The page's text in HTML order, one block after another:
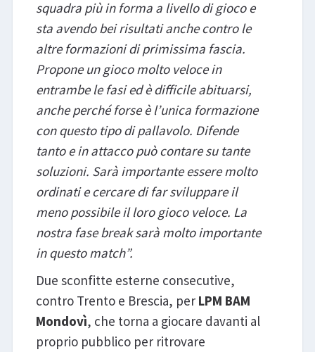
squadra più in forma a livello di gioco e
sta avendo bei risultati anche contro le
altre formazioni di primissima fascia.
Propone un gioco molto veloce in
entrambe le fasi ed è difficile abituarsi,
anche perché forse è l’unica formazione
con questo tipo di pallavolo. Difende
tanto e in attacco può contare su tante
soluzioni. Sarà importante essere molto
ordinati e cercare di far sviluppare il
meno possibile il loro gioco veloce. La
nostra fase break sarà molto importante
in questo match”.
Due sconfitte esterne consecutive,
contro Trento e Brescia, per LPM BAM
Mondovì, che torna a giocare davanti al
proprio pubblico per ritrovare